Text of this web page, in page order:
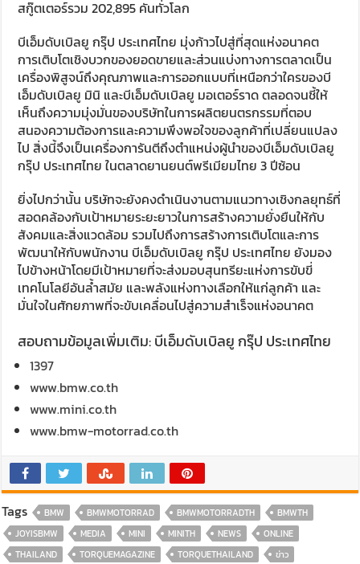
สกู๊ตเตอร์รวม 202,895 คันทั่วโลก
บีเอ็มดับเบิลยู กรุ๊ป ประเทศไทย มุ่งก้าวไปสู่ที่สุดแห่งอนาคต
การเติบโตเชิงบวกของยอดขายและส่วนแบ่งทางการตลาดเป็น
เครื่องพิสูจน์ถึงคุณภาพและการออกแบบที่เหนือกว่าใครของบี
เอ็มดับเบิลยู มินิ และบีเอ็มดับเบิลยู มอเตอร์ราด ตลอดจนชี้ให้
เห็นถึงความมุ่งมั่นของบริษัทในการผลิตยนตรกรรมที่ตอบ
สนองความต้องการและความพึงพอใจของลูกค้าที่เปลี่ยนแปลง
ไป สิ่งนี้จึงเป็นเครื่องการันตีถึงตำแหน่งผู้นำของบีเอ็มดับเบิลยู
กรุ๊ป ประเทศไทย ในตลาดยานยนต์พรีเมียมไทย 3 ปีซ้อน
ยิ่งไปกว่านั้น บริษัทจะยังคงดำเนินงานตามแนวทางเชิงกลยุทธ์ที่
สอดคล้องกับเป้าหมายระยะยาวในการสร้างความยั่งยืนให้กับ
สังคมและสิ่งแวดล้อม รวมไปถึงการสร้างการเติบโตและการ
พัฒนาให้กับพนักงาน บีเอ็มดับเบิลยู กรุ๊ป ประเทศไทย ยังมอง
ไปข้างหน้าโดยมีเป้าหมายที่จะส่งมอบสุนทรียะแห่งการขับขี่
เทคโนโลยีอันล้ำสมัย และพลังแห่งทางเลือกให้แก่ลูกค้า และ
มั่นใจในศักยภาพที่จะขับเคลื่อนไปสู่ความสำเร็จแห่งอนาคต
สอบถามข้อมูลเพิ่มเติม: บีเอ็มดับเบิลยู กรุ๊ป ประเทศไทย
1397
www.bmw.co.th
www.mini.co.th
www.bmw-motorrad.co.th
Tags BMW BMWMOTORRAD BMWMOTORRADTH
BMWTH
JOYISBMW
MEDIA MINI MINITH NEWS
ONLINE
THAILAND
TORQUEMAGAZINE TORQUETHAILAND
ข่าว